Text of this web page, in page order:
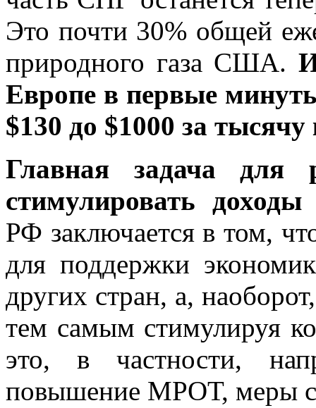
Это почти 30% общей
природного газа США.
Европе в первые
$130 до $1000 за тысячу
Главная задача для
стимулировать
РФ заключается в том,
для поддержки
других стран, а,
тем самым стимулируя
это, в частности,
повышение МРОТ, меры